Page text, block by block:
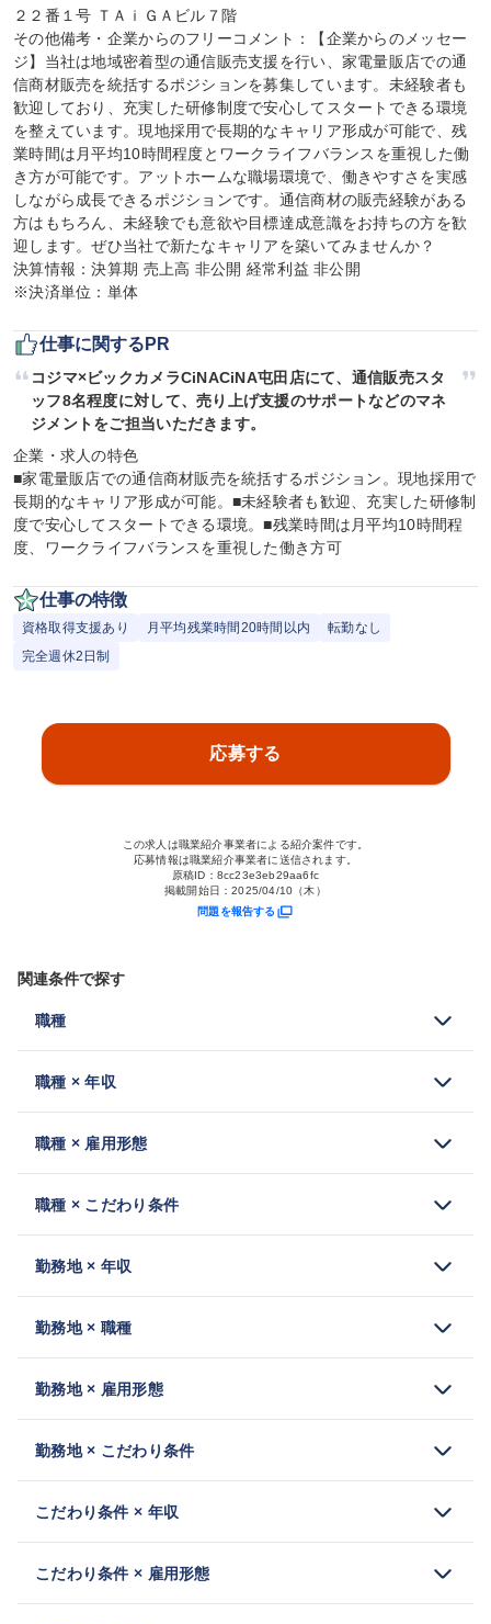
２２番１号 ＴＡｉＧＡビル７階
その他備考・企業からのフリーコメント：【企業からのメッセー
ジ】当社は地域密着型の通信販売支援を行い、家電量販店での通
信商材販売を統括するポジションを募集しています。未経験者も
歓迎しており、充実した研修制度で安心してスタートできる環境
を整えています。現地採用で長期的なキャリア形成が可能で、残
業時間は月平均10時間程度とワークライフバランスを重視した働
き方が可能です。アットホームな職場環境で、働きやすさを実感
しながら成長できるポジションです。通信商材の販売経験がある
方はもちろん、未経験でも意欲や目標達成意識をお持ちの方を歓
迎します。ぜひ当社で新たなキャリアを築いてみませんか？
決算情報：決算期 売上高 非公開 経常利益 非公開
※決済単位：単体
仕事に関するPR
コジマ×ビックカメラCiNACiNA屯田店にて、通信販売スタ
ッフ8名程度に対して、売り上げ支援のサポートなどのマネ
ジメントをご担当いただきます。
企業・求人の特色
■家電量販店での通信商材販売を統括するポジション。現地採用で
長期的なキャリア形成が可能。■未経験者も歓迎、充実した研修制
度で安心してスタートできる環境。■残業時間は月平均10時間程
度、ワークライフバランスを重視した働き方可
仕事の特徴
資格取得支援あり 月平均残業時間20時間以内
転勤なし
完全週休2日制
応募する
この求人は職業紹介事業者による紹介案件です。
応募情報は職業紹介事業者に送信されます。
原稿ID： 8cc23e3eb29aa6fc
掲載開始日：2025/04/10（木）
問題を報告する
関連条件で探す
職種
職種 × 年収
職種 × 雇用形態
職種 × こだわり条件
勤務地 × 年収
勤務地 × 職種
勤務地 × 雇用形態
勤務地 × こだわり条件
こだわり条件 × 年収
こだわり条件 × 雇用形態